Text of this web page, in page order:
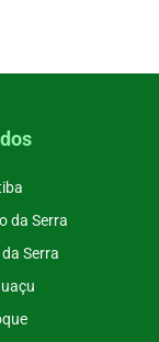
da Serra
Serra